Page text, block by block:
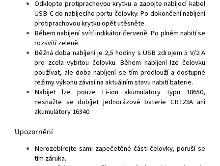
Odklopte protiprachovou krytku a zapojte nabíjecí kabel
USB-C do nabíjecího portu čelovky. Po dokončení nabíjení
protiprachovou krytku opět utěsněte.
Během nabíjení svítí indikátor červeně. Po plném nabití se
rozsvítí zeleně.
Běžná doba nabíjení je 2,5 hodiny s USB zdrojem 5 V/2 A
pro zcela vybitou čelovku. Během nabíjení lze čelovku
používat, ale doba nabíjení se tím prodlouží a dostupné
režimy výkonu závisí na aktuálním stavu nabití baterie.
Nabíjet lze pouze Li-ion akumulátory typu 18650,
nesnažte se dobíjet jednorázové baterie CR123A ani
akumulátory 16340.
Upozornění
Nerozebírejte sami zapečetěné části čelovky, poruší se
tím záruka.